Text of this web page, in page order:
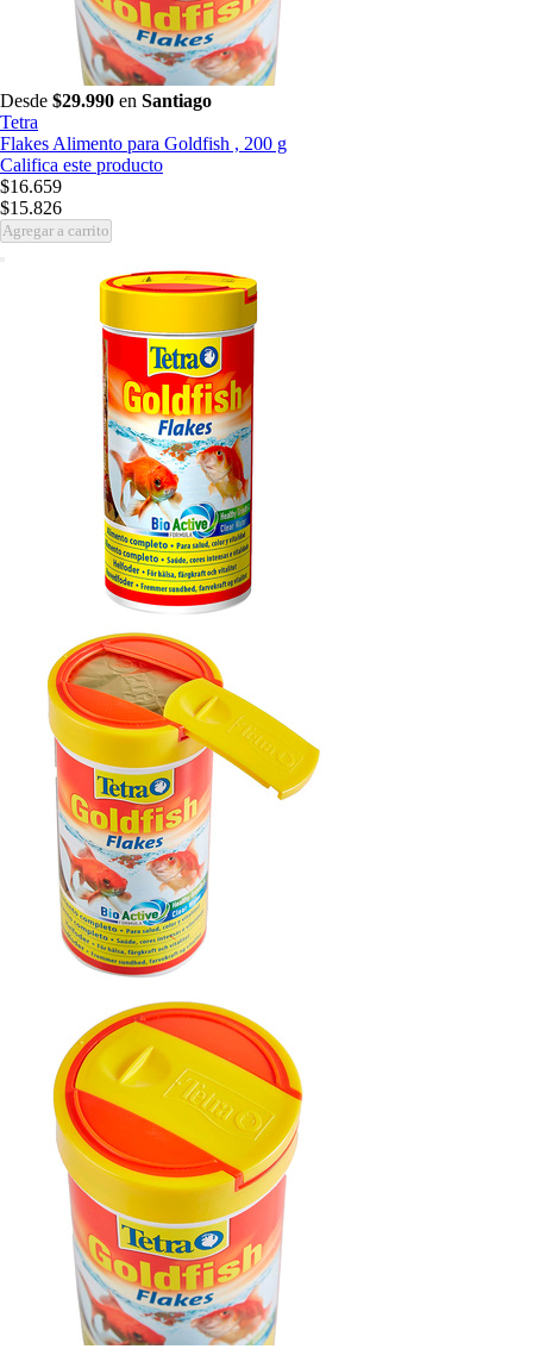
Desde $29.990 en Santiago
Tetra
Flakes Alimento para Goldfish , 200 g
Califica este producto
$16.659
$15.826
Agregar a carrito